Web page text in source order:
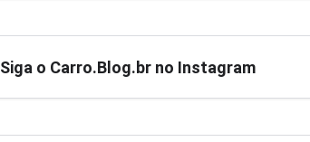
Siga o Carro.Blog.br no Instagram